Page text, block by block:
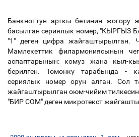
Банкноттун арткы бетинин жогору
басылган сериялык номер, "КЫРГЫЗ
"1" деген цифра жайгаштырылган.
Мамлекеттик филармониясынын
аспаптарынын: комуз жана кыл-
берилген. Төмөнкү тарабында -
сериялык номер орун алган. Сол
жайгаштырылган оюм-чийим
"БИР СОМ" деген микротекст